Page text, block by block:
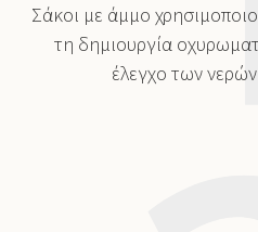
Σάκοι με άμμο
τη δημιουργία
έλεγχο των